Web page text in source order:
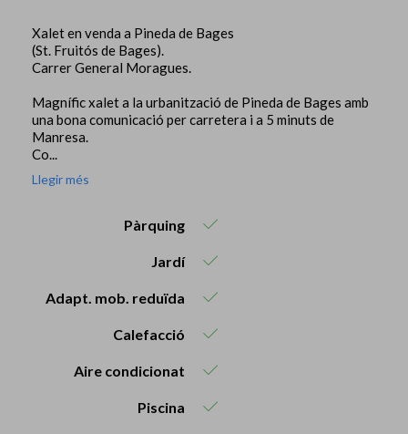
Xalet en venda a Pineda de Bages
(St. Fruitós de Bages).
Carrer General Moragues.
Magnífic xalet a la urbanització de Pineda de Bages amb
una bona comunicació per carretera i a 5 minuts de
Manresa.
Co...
Llegir més
Pàrquing
Jardí
Adapt. mob. reduïda
Calefacció
Aire condicionat
Piscina